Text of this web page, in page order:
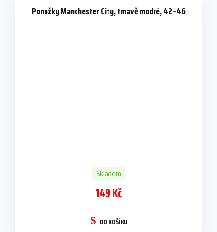
Ponožky Manchester City, tmavě modré, 42–46
Skladem
149 Kč
DO KOŠÍKU